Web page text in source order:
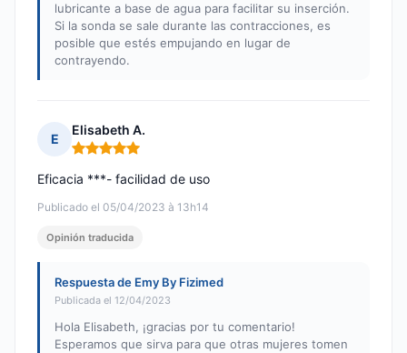
lubricante a base de agua para facilitar su inserción.
Si la sonda se sale durante las contracciones, es
posible que estés empujando en lugar de
contrayendo.
E
Elisabeth A.
Nota: 5 de 5
Publicado el 05/04/2023 à 13h14
Eficacia ***- facilidad de uso
Opinión traducida
Respuesta de Emy By Fizimed
Publicada el 12/04/2023
Hola Elisabeth, ¡gracias por tu comentario!
Esperamos que sirva para que otras mujeres tomen